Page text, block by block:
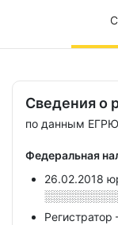
Сведения о
по данным
Федеральная
26.02.2018